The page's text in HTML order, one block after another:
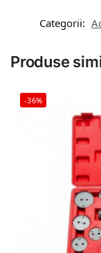
Categorii:
Produse
-36%